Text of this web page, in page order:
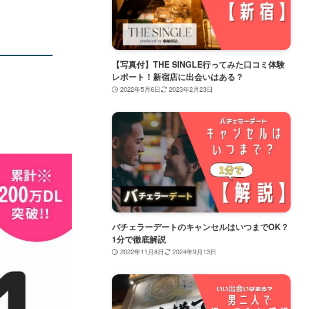
【写真付】THE SINGLE行ってみた口コミ体験
レポート！新宿店に出会いはある？
2022年5月6日 2023年2月23日
バチェラーデートのキャンセルはいつまでOK？
1分で徹底解説
2022年11月8日 2024年9月13日